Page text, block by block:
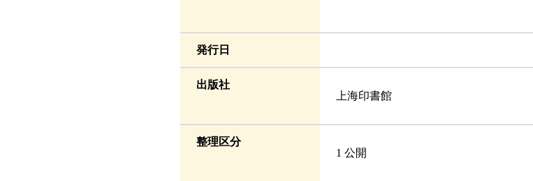
発行日
出版社
上海印書館
整理区分
1 公開